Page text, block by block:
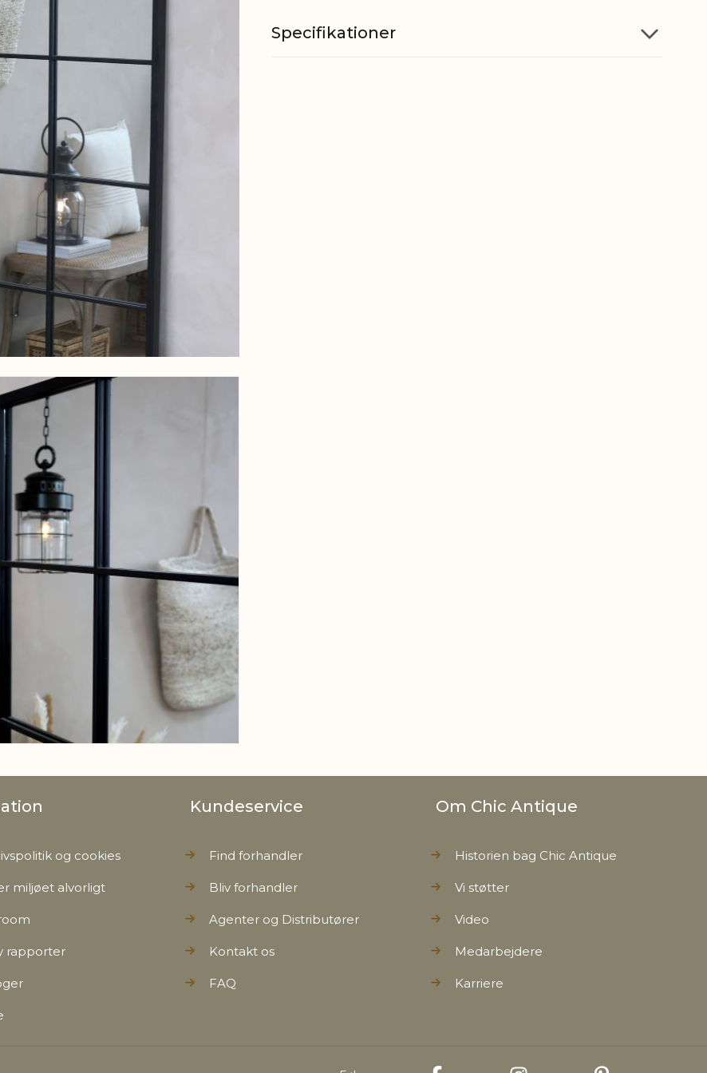
View larger image
Specifikationer
og cookies
miljøet alvorligt
rapporter
Kundeservice
Find forhandler
Bliv forhandler
Agenter og Distributører
Kontakt os
FAQ
Om Chic Antique
Historien bag Chic Antique
Vi støtter
Video
Medarbejdere
Karriere